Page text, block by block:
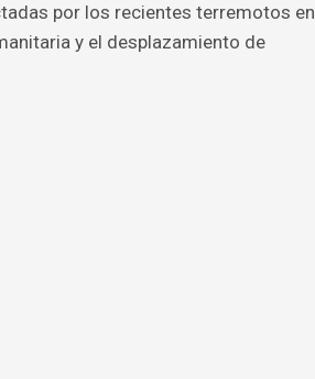
por los recientes terremotos en
y el desplazamiento de